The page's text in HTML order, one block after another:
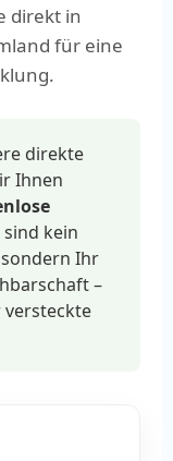
direkt in
für eine
direkte
Ihnen
kein
Ihr
–
versteckte